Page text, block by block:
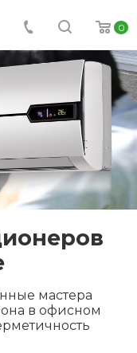
0
мастера
в офисном